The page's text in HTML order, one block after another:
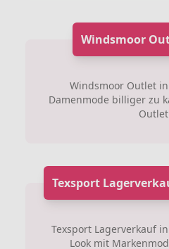
Windsmoor
Windsmoor Outlet
Damenmode billiger zu
Texsport
Texsport Lagerverkauf
Look mit